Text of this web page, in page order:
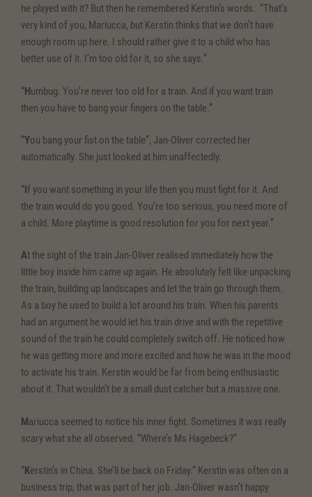
he played with it? But then he remembered Kerstin’s words. “That’s
very kind of you, Mariucca, but Kerstin thinks that we don’t have
enough room up here. I should rather give it to a child who has
better use of it. I’m too old for it, so she says.”
“Humbug. You’re never too old for a train. And if you want train
then you have to bang your fingers on the table.”
“You bang your fist on the table”, Jan-Oliver corrected her
automatically. She just looked at him unaffectedly.
“If you want something in your life then you must fight for it. And
the train would do you good. You’re too serious, you need more of
a child. More playtime is good resolution for you for next year.”
At the sight of the train Jan-Oliver realised immediately how the
little boy inside him came up again. He absolutely felt like unpacking
the train, building up landscapes and let the train go through them.
As a boy he used to build a lot around his train. When his parents
had an argument he would let his train drive and with the repetitive
sound of the train he could completely switch off. He noticed how
he was getting more and more excited and how he was in the mood
to activate his train. Kerstin would be far from being enthusiastic
about it. That wouldn’t be a small dust catcher but a massive one.
Mariucca seemed to notice his inner fight. Sometimes it was really
scary what she all observed. “Where’s Ms Hagebeck?”
“Kerstin’s in China. She’ll be back on Friday.“ Kerstin was often on a
business trip, that was part of her job. Jan-Oliver wasn’t happy